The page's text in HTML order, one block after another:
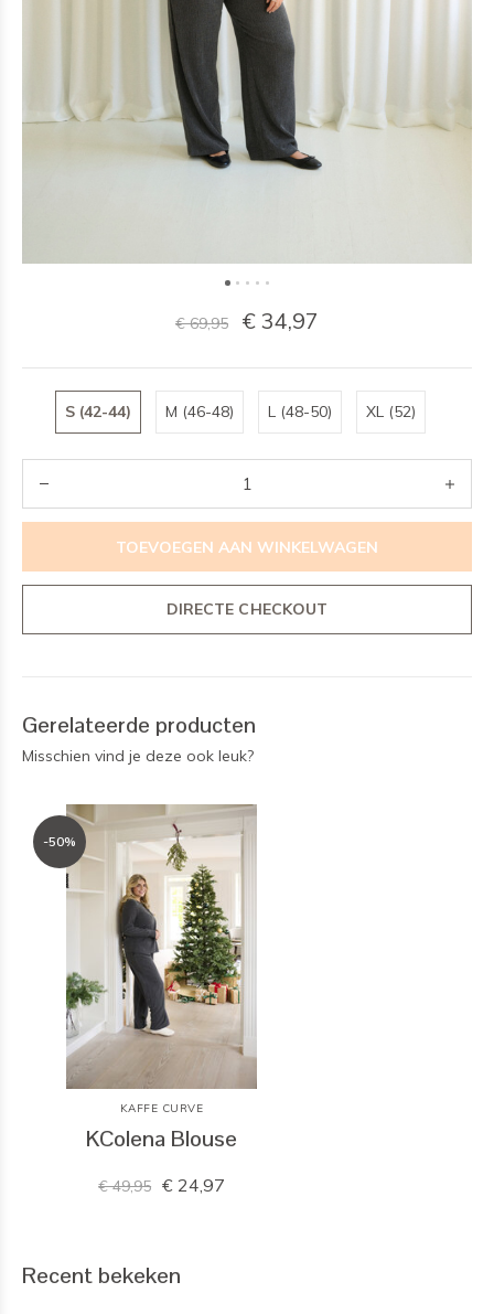
€ 69,95 € 34,97
S (42-44) M (46-48) L (48-50) XL (52)
TOEVOEGEN AAN WINKELWAGEN
DIRECTE CHECKOUT
Gerelateerde producten
Misschien vind je deze ook leuk?
-50%
KAFFE CURVE
KColena Blouse
€ 49,95 € 24,97
Recent bekeken